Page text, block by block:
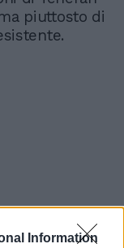
Information
piuttosto di